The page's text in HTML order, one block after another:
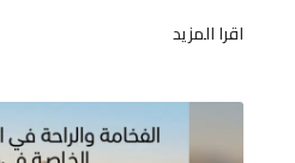
اقرا المزيد